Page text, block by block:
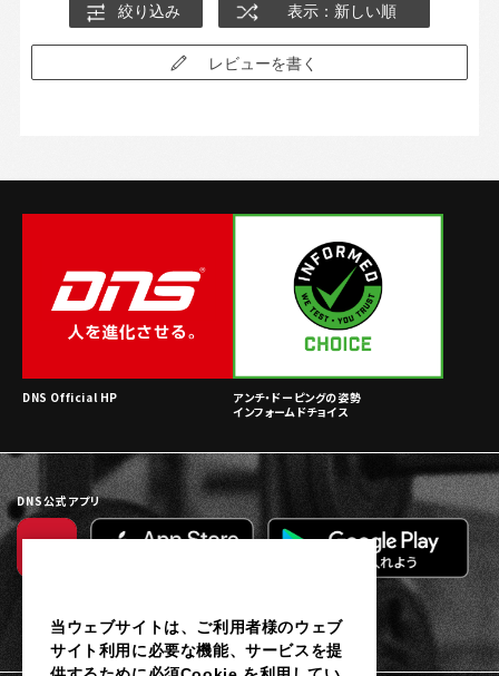
絞り込み 表示：新しい順
レビューを書く
DNS Official HP
アンチ・ドーピングの姿勢
インフォームドチョイス
DNS公式アプリ
当ウェブサイトは、ご利用者様のウェブ
サイト利用に必要な機能、サービスを提